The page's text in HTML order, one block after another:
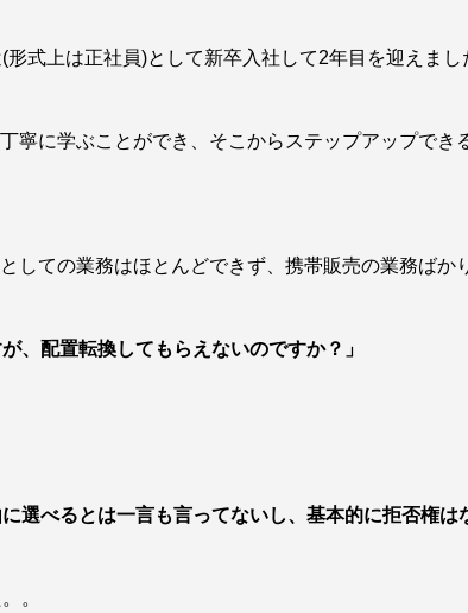
式上は正社員)として新卒入社して2年目を迎えまし
寧に学ぶことができ、そこからステップアップでき
しての業務はほとんどできず、携帯販売の業務ばか
、配置転換してもらえないのですか？」
選べるとは一言も言ってないし、基本的に拒否権は
。